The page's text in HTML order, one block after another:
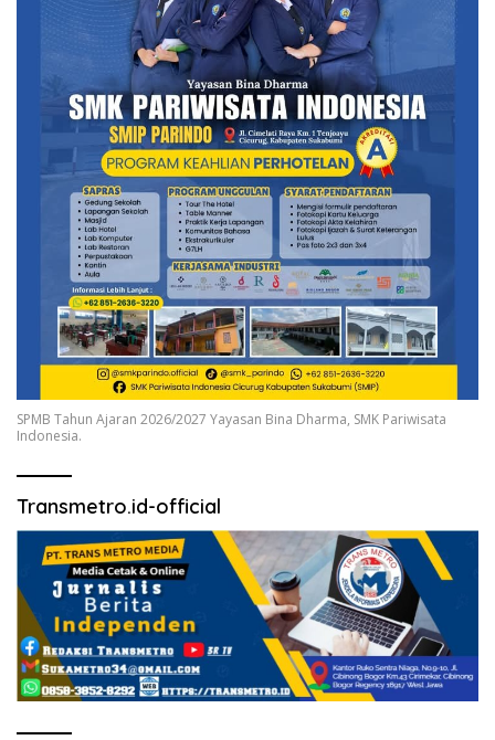
SPMB Tahun Ajaran 2026/2027 Yayasan Bina Dharma, SMK Pariwisata
Indonesia.
Transmetro.id-official